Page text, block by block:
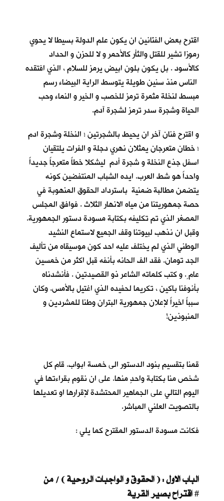
اقترح بعض الفنّانين ان يكون علم الدولة بسيطا لا يحوي
رموزا تشير للقتل والثأر كالأحمر و لا للحزن و الحداد
كالأسود . بل يكون بلون ابيض يرمز للسلام ، الذي افتقده
الناس منذ سنين طويلة يتوسط الراية البيضاء رسم
مبسط لنخلة مثمرة ترمز للخصب و الخير و النماء وحب
الحياة وشجرة سدر ترمز لشجرة آدم.
و اقترح فنان آخر ان يحيط بالشجرتين ؛ النخلة وشجرة ادم
؛ خطان متعرجان يمثلان نهري دجلة و الفرات يلتقيان
اسفل جذع النخلة و شجرة أدم ليشكلا خطاً متعرجاً جديداً
واحداً هو شط العرب. ايده الشباب المنتفضين كونه
يتضمن مطالبة ضمنية باسترداد الحقوق المنهوبة في
حصة جمهوريتنا من مياه الانهار الثلاث . فوافق المجلس
المصغر الذي تم تكليفه بكتابة مسودة دستور الجمهورية.
وقبل ان نذهب لبيوتنا وقف الجميع لاستماع النشيد
الوطني الذي لم يختلف عليه احد كون موسيقاه من تأليف
الجد تومان. فقد الف الحانه بأنفه قبل اكثر من خمسين
عام ٍ. و كتب كلماته الشاعر ذو القصيدتين . فأنشدناه
بأنوفنا باكين ، تكريما لحفيده الذي اغتيل بالأمس. وكان
سبباً اخيراً لإعلان جمهورية البتران وطنا للمشردين و
المنبوذين!
قمنا بتقسيم بنود الدستور الى خمسة ابواب. قام كل
شخص منا بكتابة واحدٍ منها. على ان نقوم بقراءتها في
اليوم التالي على الجماهير المحتشدة لإقرارها او تعديلها
بالتصويت العلني المباشر.
فكانت مسودة الدستور المقترح كما يلي :
الباب الاول : ( الحقوق و الواجبات الروحية ) / من
#